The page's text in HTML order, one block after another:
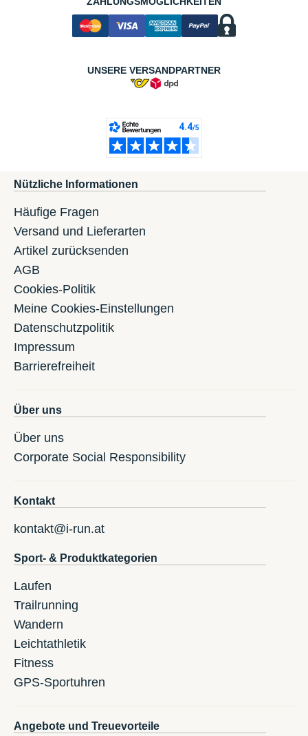
UNSERE VERSANDPARTNER
Nützliche Informationen
Häufige Fragen
Versand und Lieferarten
Artikel zurücksenden
AGB
Cookies-Politik
Meine Cookies-Einstellungen
Datenschutzpolitik
Impressum
Barrierefreiheit
Über uns
Über uns
Corporate Social Responsibility
Kontakt
kontakt@i-run.at
Sport- & Produktkategorien
Laufen
Trailrunning
Wandern
Leichtathletik
Fitness
GPS-Sportuhren
Angebote und Treuevorteile